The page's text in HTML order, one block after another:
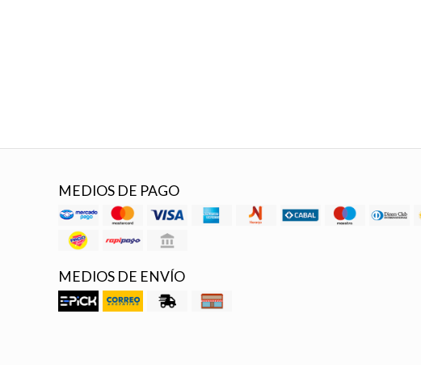
MEDIOS DE PAGO
MEDIOS DE ENVÍO